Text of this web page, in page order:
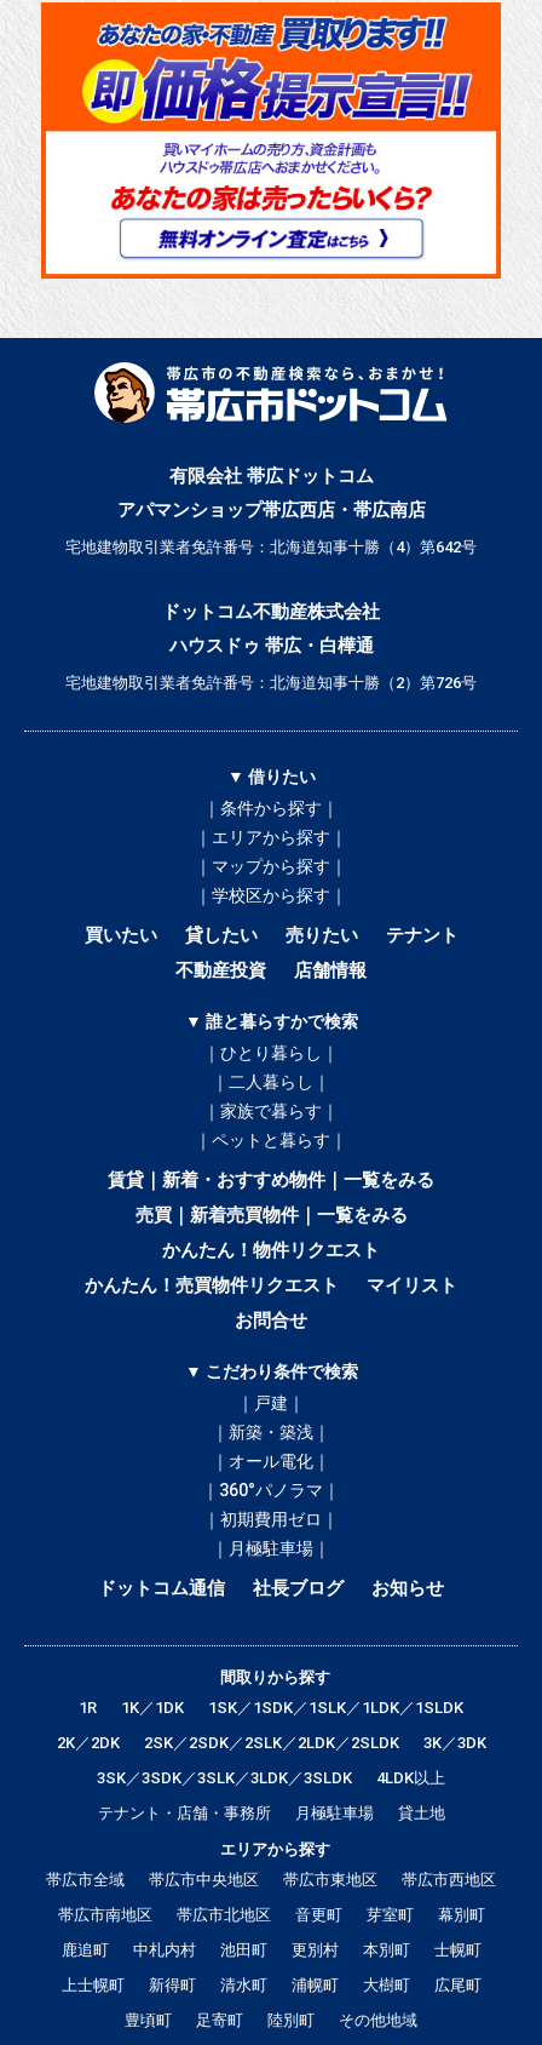
有限会社 帯広ドットコム
アパマンショップ帯広西店・帯広南店
宅地建物取引業者免許番号：北海道知事十勝（4）第642号
ドットコム不動産株式会社
ハウスドゥ 帯広・白樺通
宅地建物取引業者免許番号：北海道知事十勝（2）第726号
▼ 借りたい
｜条件から探す｜
｜エリアから探す｜
｜マップから探す｜
｜学校区から探す｜
買いたい 貸したい 売りたい
テナント
不動産投資
店舗情報
▼ 誰と暮らすかで検索
｜ひとり暮らし｜
｜二人暮らし｜
｜家族で暮らす｜
｜ペットと暮らす｜
賃貸｜新着・おすすめ物件｜一覧をみる
売買｜新着売買物件｜一覧をみる
かんたん！物件リクエスト
かんたん！売買物件リクエスト
マイリスト
お問合せ
▼ こだわり条件で検索
｜戸建｜
｜新築・築浅｜
｜オール電化｜
｜360°パノラマ｜
｜初期費用ゼロ｜
｜月極駐車場｜
ドットコム通信 社長ブログ お知らせ
間取りから探す
1R
1K／1DK
1SK／1SDK／1SLK／1LDK／1SLDK
2K／2DK
2SK／2SDK／2SLK／2LDK／2SLDK
3K／3DK
3SK／3SDK／3SLK／3LDK／3SLDK
4LDK以上
テナント・店舗・事務所
月極駐車場
貸土地
エリアから探す
帯広市全域
帯広市中央地区 帯広市東地区
帯広市西地区
帯広市南地区
帯広市北地区 音更町 芽室町
幕別町
鹿追町
中札内村 池田町 更別村 本別町
士幌町
上士幌町
新得町 清水町 浦幌町 大樹町
広尾町
豊頃町
足寄町 陸別町 その他地域